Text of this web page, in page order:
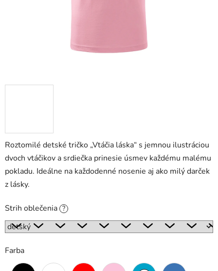
Roztomilé detské tričko „Vtáčia láska“ s jemnou ilustráciou
dvoch vtáčikov a srdiečka prinesie úsmev každému malému
pokladu. Ideálne na každodenné nosenie aj ako milý darček
z lásky.
Strih oblečenia ?
Farba